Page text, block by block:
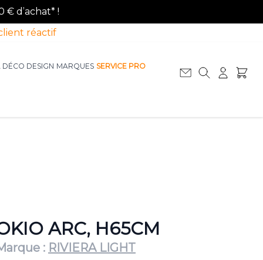
€ d’achat* !
réactif
DÉCO DESIGN MARQUES SERVICE PRO
ARC, H65CM
: RIVIERA LIGHT